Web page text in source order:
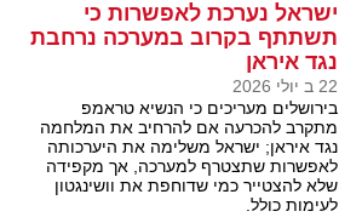
ישראל נערכת לאפשרות כי
תשתתף בקרוב במערכה נרחבת
נגד איראן
22 ב יולי 2026
בירושלים מעריכים כי הנשיא טראמפ
מתקרב להכרעה אם להרחיב את המלחמה
נגד איראן; ישראל משלימה את היערכותה
לאפשרות שתצטרף למערכה, אך מקפידה
שלא להצטייר כמי שדוחפת את וושינגטון
לעימות כולל.